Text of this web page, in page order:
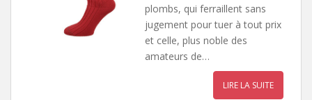
plombs, qui ferraillent sans
jugement pour tuer à tout prix
et celle, plus noble des
amateurs de…
LIRE LA SUITE